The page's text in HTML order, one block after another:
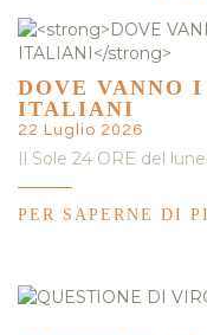
DOVE VANNO
ITALIANI
22 Luglio 2026
Il Sole 24 ORE del
PER SAPERNE DI